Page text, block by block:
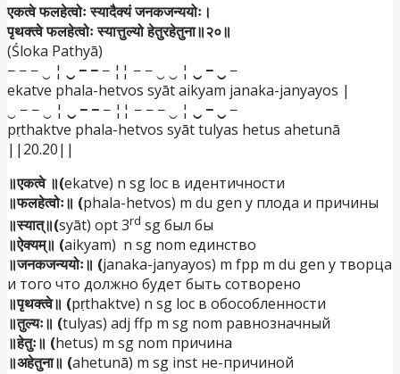
एकत्वे फलहेत्वोः स्यादैक्यं जनकजन्ययोः।
पृथक्त्वे फलहेत्वोः स्यात्तुल्यो हेतुरहेतुना॥२०॥
(Śloka Pathyā)
− − − ‿ ¦ ‿ − − − ¦¦ − − ‿ ‿ ¦ ‿ − ‿ −
ekatve phala-hetvos syāt aikyam janaka-janyayos |
‿ − − ‿ ¦ ‿ − − − ¦¦ − − − ‿ ¦ ‿ − ‿ −
pṛthaktve phala-hetvos syāt tulyas hetus ahetunā
||20.20||
॥एकत्वे ॥(ekatve) n sg loc в идентичности
॥फलहेत्वोः॥ (phala-hetvos) m du gen у плода и причины
॥स्यात्॥(syāt) opt 3rd sg был бы
॥ऐक्यम्॥ (aikyam) n sg nom единство
॥जनकजन्ययोः॥ (janaka-janyayos) m fpp m du gen у творца
и того что должно будет быть сотворено
॥पृथक्त्वे॥ (pṛthaktve) n sg loc в обособленности
॥तुल्यः॥ (tulyas) adj ffp m sg nom равнозначный
॥हेतुः॥ (hetus) m sg nom причина
॥अहेतुना॥ (ahetunā) m sg inst не-причиной